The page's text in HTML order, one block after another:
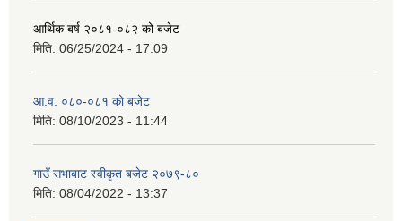
आर्थिक बर्ष २०८१-०८२ को बजेट
मिति: 06/25/2024 - 17:09
आ.व. ०८०-०८१ को बजेट
मिति: 08/10/2023 - 11:44
गाउँ सभाबाट स्वीकृत बजेट २०७९-८०
मिति: 08/04/2022 - 13:37